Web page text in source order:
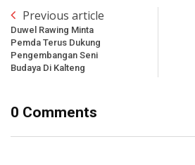
Previous article
Duwel Rawing Minta
Pemda Terus Dukung
Pengembangan Seni
Budaya Di Kalteng
0 Comments